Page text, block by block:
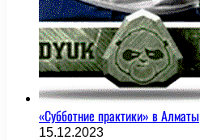
«Субботние практики» в Алматы
15.12.2023